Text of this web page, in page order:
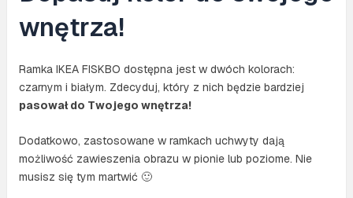
wnętrza!
Ramka IKEA FISKBO dostępna jest w dwóch kolorach:
czarnym i białym. Zdecyduj, który z nich będzie bardziej
pasował do Twojego wnętrza!
Dodatkowo, zastosowane w ramkach uchwyty dają
możliwość zawieszenia obrazu w pionie lub poziome. Nie
musisz się tym martwić 🙂